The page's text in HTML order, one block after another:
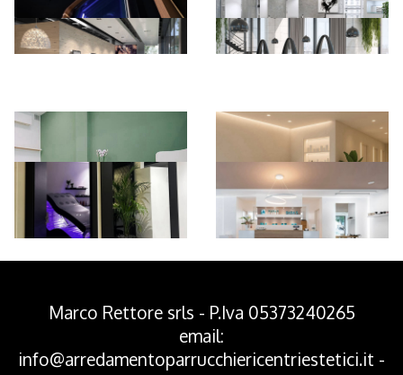
Marco Rettore srls - P.Iva 05373240265
email:
info@arredamentoparrucchiericentriestetici.it -